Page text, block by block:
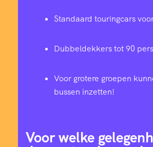
Standaard touringcars
Dubbeldekkers tot 90
Voor grotere groepen
bussen inzetten!
Voor welke
4
3
2
1
7
6
4
7
6
5
4
3
3
0
8
5
2
4
2
0
0
6